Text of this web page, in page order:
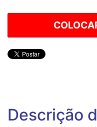
Descrição